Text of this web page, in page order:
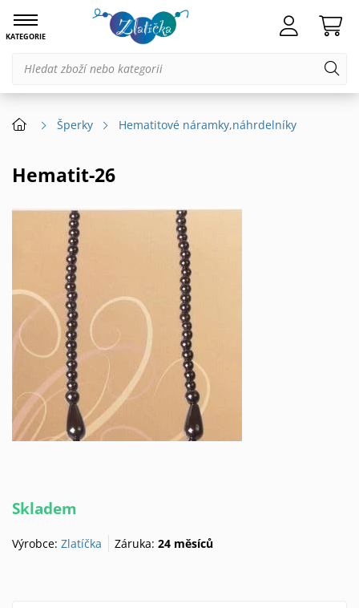
KATEGORIE
Šperky Hematitové náramky,náhrdelníky
Hematit-26
Skladem
Výrobce: Zlatíčka Záruka:24 měsíců